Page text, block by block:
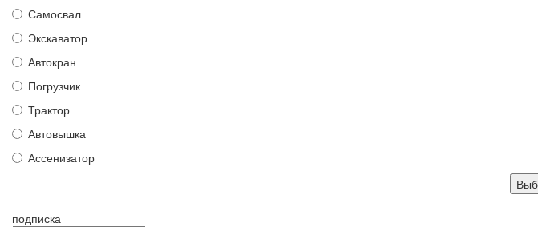
Самосвал
Экскаватор
Автокран
Погрузчик
Трактор
Автовышка
Ассенизатор
подписка